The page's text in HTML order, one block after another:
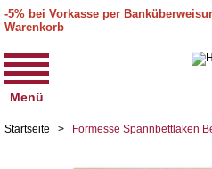
-5% bei Vorkasse per
Warenkorb
Menü
Startseite > Formesse Spannbettlaken